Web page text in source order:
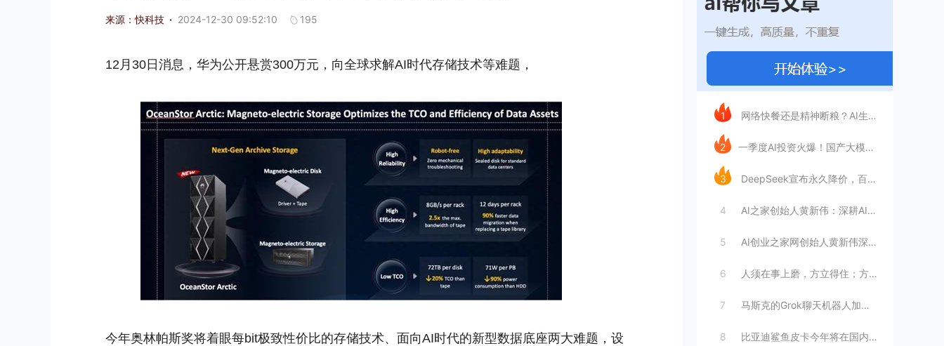
今日推荐
1 网络快餐还是精神断粮？AI生成文章已全面
2 ​一季度AI投资火爆！国产大模型融资额暴
3 DeepSeek宣布永久降价，百万Tok
4 AI之家创始人黄新伟：深耕AI创业赛道，
5 AI创业之家网创始人黄新伟深耕AI创业赛
6 人须在事上磨，方立得住；方能静亦定，动亦
7 马斯克的Grok聊天机器人加速进军华尔街
8 比亚迪鲨鱼皮卡今年将在国内销售
来源：快科技 · 2024-12-30 09:52:10 195
12月30日消息，华为公开悬赏300万元，向全球求解AI时代存储技术等难题，
今年奥林帕斯奖将着眼每bit极致性价比的存储技术、面向AI时代的新型数据底座两大难题，设